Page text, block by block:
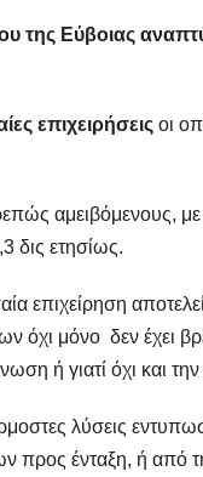
Εύβοιας
επιχειρήσεις οι
αμειβόμενους, με
δις ετησίως.
επιχείρηση
μόνο δεν έχει
ή γιατί όχι και
λύσεις
προς ένταξη, ή από